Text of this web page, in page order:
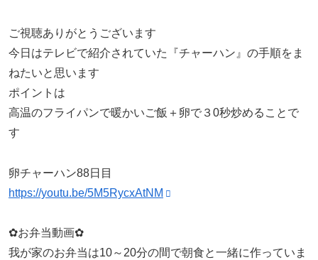
ご視聴ありがとうございます
今日はテレビで紹介されていた『チャーハン』の手順をま
ねたいと思います
ポイントは
高温のフライパンで暖かいご飯＋卵で３0秒炒めることで
す
卵チャーハン88日目
https://youtu.be/5M5RycxAtNM
✿お弁当動画✿
我が家のお弁当は10～20分の間で朝食と一緒に作っていま